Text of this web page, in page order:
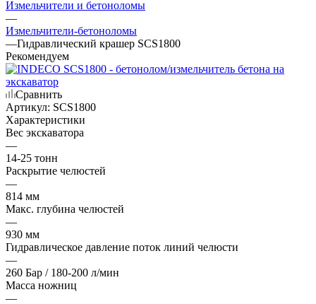
Измельчители и бетоноломы
—
Измельчители-бетоноломы
—Гидравлический крашер SCS1800
Рекомендуем
Сравнить
Артикул: SCS1800
Характеристики
Вес экскаватора
—
14-25 тонн
Раскрытие челюстей
—
814 мм
Макс. глубина челюстей
—
930 мм
Гидравлическое давление поток линий челюсти
—
260 Бар / 180-200 л/мин
Масса ножниц
—